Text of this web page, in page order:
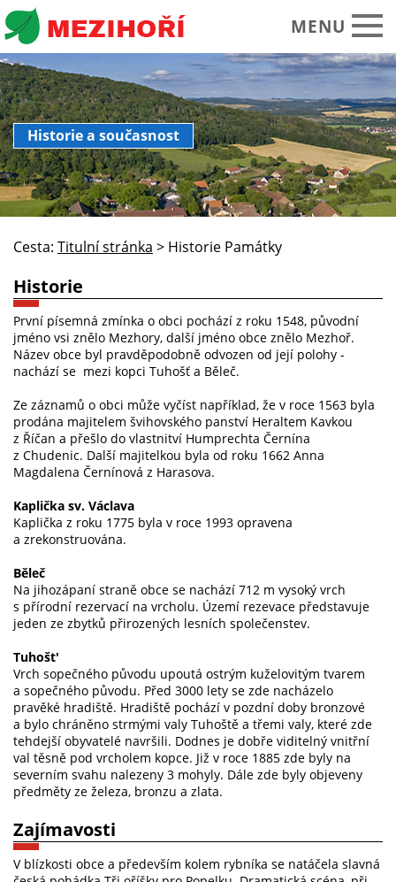
MENU
Obecní úřad
O obci Mezihoří
Historie Památky
Spolky sdružení
Okolí turistika
Kalendář akcí
Praktické informace
Foto video
Historie a současnost
Cesta: Titulní stránka > Historie Památky
Historie
První písemná zmínka o obci pochází z roku 1548, původní
jméno vsi znělo Mezhory, další jméno obce znělo Mezhoř.
Název obce byl pravděpodobně odvozen od její polohy -
nachází se mezi kopci Tuhošť a Běleč.
Ze záznamů o obci může vyčíst například, že v roce 1563 byla
prodána majitelem švihovského panství Heraltem Kavkou
z Říčan a přešlo do vlastnitví Humprechta Černína
z Chudenic. Další majitelkou byla od roku 1662 Anna
Magdalena Černínová z Harasova.
Kaplička sv. Václava
Kaplička z roku 1775 byla v roce 1993 opravena
a zrekonstruována.
Běleč
Na jihozápaní straně obce se nachází 712 m vysoký vrch
s přírodní rezervací na vrcholu. Území rezevace představuje
jeden ze zbytků přirozených lesních společenstev.
Tuhošt'
Vrch sopečného původu upoutá ostrým kuželovitým tvarem
a sopečného původu. Před 3000 lety se zde nacházelo
pravěké hradiště. Hradiště pochází v pozdní doby bronzové
a bylo chráněno strmými valy Tuhoště a třemi valy, které zde
tehdejší obyvatelé navršili. Dodnes je dobře viditelný vnitřní
val těsně pod vrcholem kopce. Již v roce 1885 zde byly na
severním svahu nalezeny 3 mohyly. Dále zde byly objeveny
předměty ze železa, bronzu a zlata.
Zajímavosti
V blízkosti obce a především kolem rybníka se natáčela slavná